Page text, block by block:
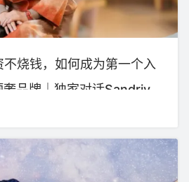
烧钱，如何成为第一个入
品牌｜独家对话Sandriver